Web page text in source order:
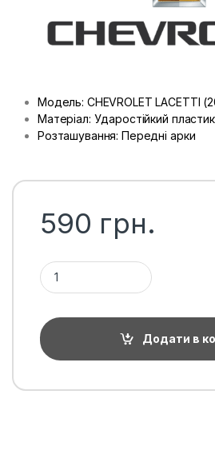
Модель: CHEVROLET LACETTI
Матеріал: Ударостійкий пластик
Розташування: Передні арки
590 грн.
Підкрилки передні Chevrolet
Додати в